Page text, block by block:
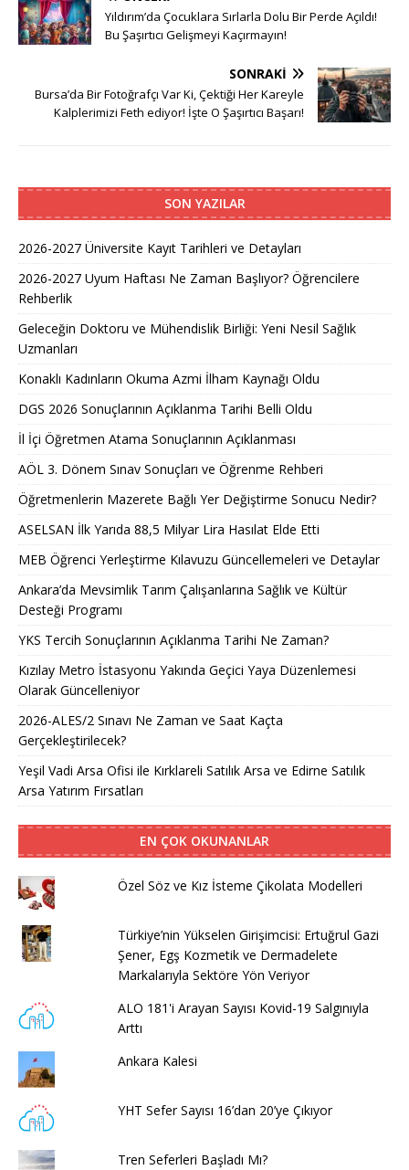
Yıldırım’da Çocuklara Sırlarla Dolu Bir Perde Açıldı!
Bu Şaşırtıcı Gelişmeyi Kaçırmayın!
SONRAKI
Bursa’da Bir Fotoğrafçı Var Ki, Çektiği Her Kareyle
Kalplerimizi Feth ediyor! İşte O Şaşırtıcı Başarı!
SON YAZILAR
2026-2027 Üniversite Kayıt Tarihleri ve Detayları
2026-2027 Uyum Haftası Ne Zaman Başlıyor? Öğrencilere
Rehberlik
Geleceğin Doktoru ve Mühendislik Birliği: Yeni Nesil Sağlık
Uzmanları
Konaklı Kadınların Okuma Azmi İlham Kaynağı Oldu
DGS 2026 Sonuçlarının Açıklanma Tarihi Belli Oldu
İl İçi Öğretmen Atama Sonuçlarının Açıklanması
AÖL 3. Dönem Sınav Sonuçları ve Öğrenme Rehberi
Öğretmenlerin Mazerete Bağlı Yer Değiştirme Sonucu Nedir?
ASELSAN İlk Yarıda 88,5 Milyar Lira Hasılat Elde Etti
MEB Öğrenci Yerleştirme Kılavuzu Güncellemeleri ve Detaylar
Ankara’da Mevsimlik Tarım Çalışanlarına Sağlık ve Kültür
Desteği Programı
YKS Tercih Sonuçlarının Açıklanma Tarihi Ne Zaman?
Kızılay Metro İstasyonu Yakında Geçici Yaya Düzenlemesi
Olarak Güncelleniyor
2026-ALES/2 Sınavı Ne Zaman ve Saat Kaçta
Gerçekleştirilecek?
Yeşil Vadi Arsa Ofisi ile Kırklareli Satılık Arsa ve Edirne Satılık
Arsa Yatırım Fırsatları
EN ÇOK OKUNANLAR
Özel Söz ve Kız İsteme Çikolata Modelleri
Türkiye’nin Yükselen Girişimcisi: Ertuğrul Gazi
Şener, Egş Kozmetik ve Dermadelete
Markalarıyla Sektöre Yön Veriyor
ALO 181'i Arayan Sayısı Kovid-19 Salgınıyla
Arttı
Ankara Kalesi
YHT Sefer Sayısı 16’dan 20’ye Çıkıyor
Tren Seferleri Başladı Mı?